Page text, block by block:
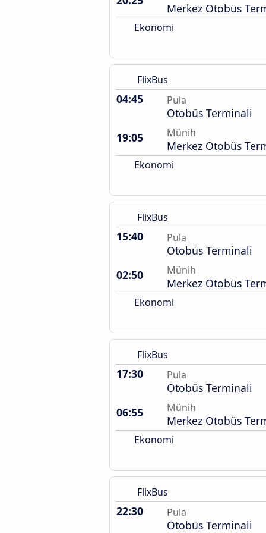
Merkez Otobüs
Ekonomi
FlixBus
04:45 Pula
Otobüs Terminali
19:05
Münih
Merkez Otobüs
Ekonomi
FlixBus
15:40 Pula
Otobüs Terminali
02:50
Münih
Merkez Otobüs
Ekonomi
FlixBus
17:30 Pula
Otobüs Terminali
06:55
Münih
Merkez Otobüs
Ekonomi
FlixBus
22:30 Pula
Otobüs Terminali